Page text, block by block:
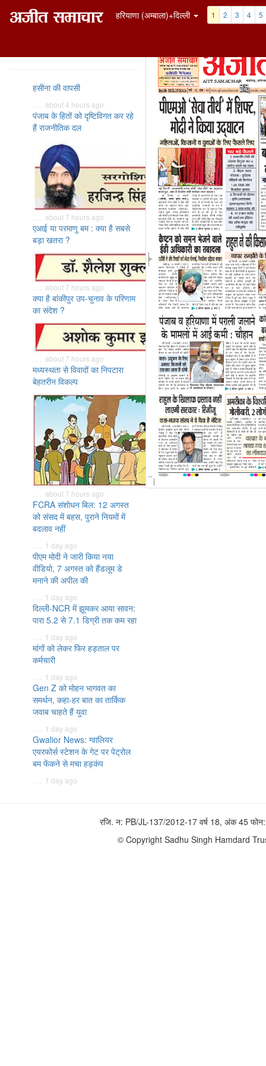
हरियाणा (अम्बाला)+दिल्ली 1 2 3 4 5
हसीना की वापसी
. . . about 4 hours ago
पंजाब के हितों को दृष्टिविगत कर रहे
हैं राजनीतिक दल
. . . about 7 hours ago
एआई या परमाणु बम : क्या है सबसे
बड़ा खतरा ?
. . . about 7 hours ago
क्या है बांकीपुर उप-चुनाव के परिणाम
का संदेश ?
. . . about 7 hours ago
मध्यस्थता से विवादों का निपटारा
बेहतरीन विकल्प
. . . about 7 hours ago
FCRA संशोधन बिल: 12 अगस्त
को संसद में बहस, पुराने नियमों में
बदलाव नहीं
. . . 1 day ago
पीएम मोदी ने जारी किया नया
वीडियो, 7 अगस्त को हैंडलूम डे
मनाने की अपील की
. . . 1 day ago
दिल्ली-NCR में झूमकर आया सावन:
पारा 5.2 से 7.1 डिग्री तक कम रहा
. . . 1 day ago
मांगों को लेकर फिर हड़ताल पर
कर्मचारी
. . . 1 day ago
Gen Z को मोहन भागवत का
समर्थन, कहा-हर बात का तार्किक
जवाब चाहते हैं युवा
. . . 1 day ago
Gwalior News: ग्वालियर
एयरफोर्स स्टेशन के गेट पर पेट्रोल
बम फेंकने से मचा हड़कंप
. . . 1 day ago
रजि. न: PB/JL-137/2012-17 वर्ष 18, अंक 45
© Copyright Sadhu Singh Hamdard